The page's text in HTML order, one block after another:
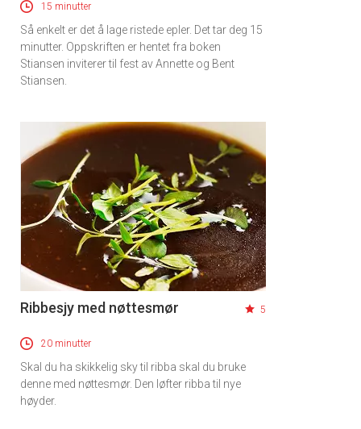
15 minutter
Så enkelt er det å lage ristede epler. Det tar deg 15
minutter. Oppskriften er hentet fra boken
Stiansen inviterer til fest av Annette og Bent
Stiansen.
Ribbesjy med nøttesmør 5
20 minutter
Skal du ha skikkelig sky til ribba skal du bruke
denne med nøttesmør. Den løfter ribba til nye
høyder.